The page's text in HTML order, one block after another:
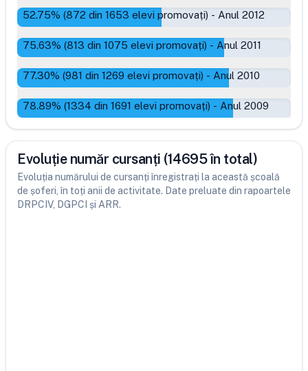
52.75% (872 din 1653 elevi promovați) - Anul 2012
75.63% (813 din 1075 elevi promovați) - Anul 2011
77.30% (981 din 1269 elevi promovați) - Anul 2010
78.89% (1334 din 1691 elevi promovați) - Anul 2009
Evoluție număr cursanți (14695 în total)
Evoluția numărului de cursanți înregistrați la această școală
de șoferi, în toți anii de activitate. Date preluate din rapoartele
DRPCIV, DGPCI și ARR.